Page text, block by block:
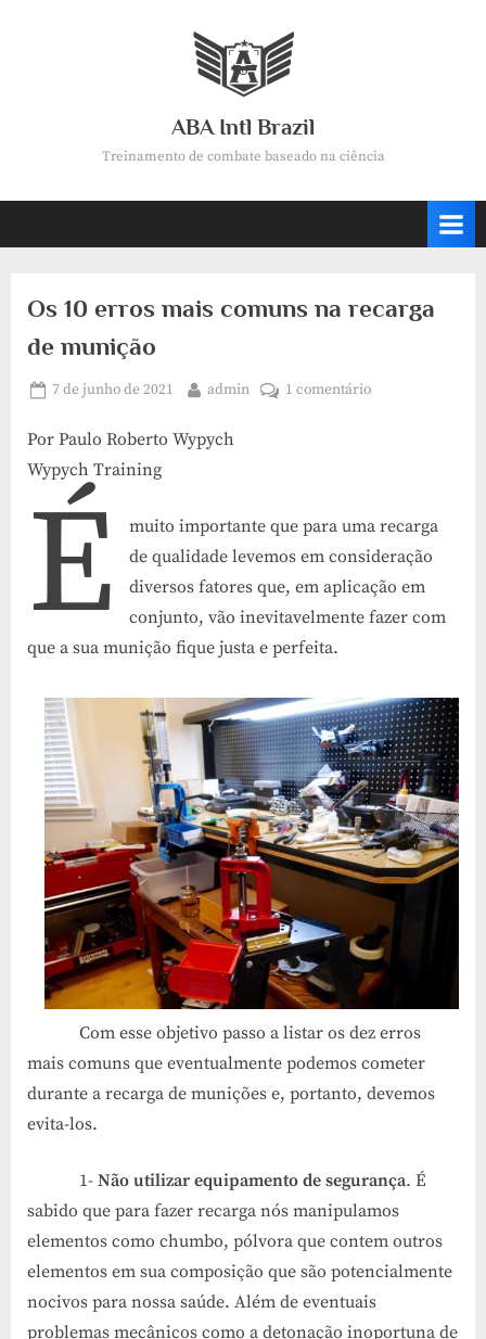
ABA Intl Brazil
Treinamento de combate baseado na ciência
Os 10 erros mais comuns na recarga
de munição
Posted
7 de junho de 2021 By
admin 1 comentárioem
na
recarga
de
munição
Por Paulo Roberto Wypych
Wypych Training
É
muito importante que para uma recarga
de qualidade levemos em consideração
diversos fatores que, em aplicação em
conjunto, vão inevitavelmente fazer com
que a sua munição fique justa e perfeita.
Com esse objetivo passo a listar os dez erros
mais comuns que eventualmente podemos cometer
durante a recarga de munições e, portanto, devemos
evita-los.
1- Não utilizar equipamento de segurança. É
sabido que para fazer recarga nós manipulamos
elementos como chumbo, pólvora que contem outros
elementos em sua composição que são potencialmente
nocivos para nossa saúde. Além de eventuais
problemas mecânicos como a detonação inoportuna de